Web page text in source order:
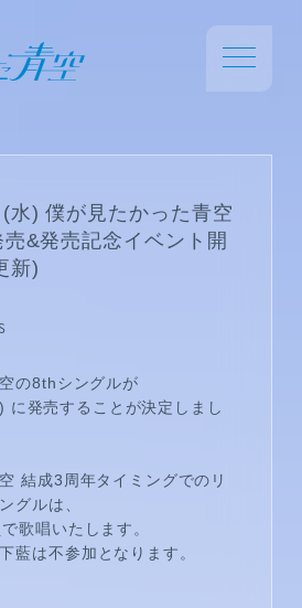
水) 僕が見たかった青空
&発売記念イベント開
新)
の8thシングルが
に発売することが決定しまし
結成3周年タイミングでのリ
グルは、
歌唱いたします。
藍は不参加となります。